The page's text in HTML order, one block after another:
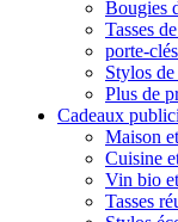
Bougies
Tasses
porte-
Stylos
Plus de
Cadeaux
Maison
Cuisine
Vin bio
Tasses